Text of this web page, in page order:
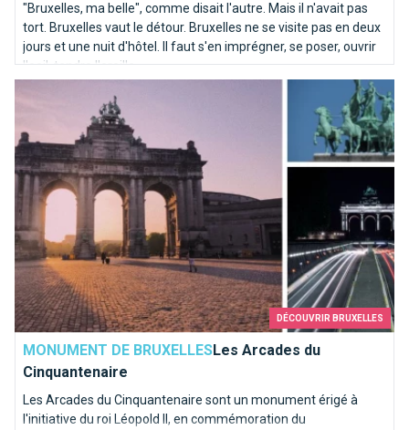
"Bruxelles, ma belle", comme disait l'autre. Mais il n'avait pas
tort. Bruxelles vaut le détour. Bruxelles ne se visite pas en deux
jours et une nuit d'hôtel. Il faut s'en imprégner, se poser, ouvrir
l'oeil, tendre l'oreille.
DÉCOUVRIR BRUXELLES
MONUMENT DE BRUXELLESLes Arcades du
Cinquantenaire
Les Arcades du Cinquantenaire sont un monument érigé à
l'initiative du roi Léopold II, en commémoration du